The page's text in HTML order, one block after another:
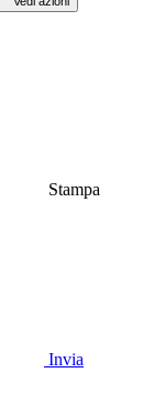
Stampa
Invia